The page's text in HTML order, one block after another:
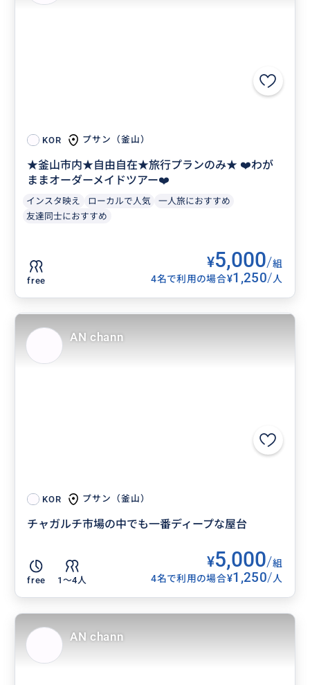
KOR プサン（釜山）
★釜山市内★自由自在★旅行プランのみ★ ❤️わが
ままオーダーメイドツアー❤️
インスタ映え ローカルで人気
一人旅におすすめ
友達同士におすすめ
free
¥5,000/組
4名で利用の場合¥1,250/人
KOR プサン（釜山）
チャガルチ市場の中でも一番ディープな屋台
free 1〜4人
¥5,000/組
4名で利用の場合¥1,250/人
AN chann
AN chann